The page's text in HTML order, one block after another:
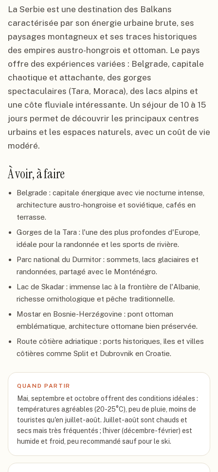
La Serbie est une destination des Balkans
caractérisée par son énergie urbaine brute, ses
paysages montagneux et ses traces historiques
des empires austro-hongrois et ottoman. Le pays
offre des expériences variées : Belgrade, capitale
chaotique et attachante, des gorges
spectaculaires (Tara, Moraca), des lacs alpins et
une côte fluviale intéressante. Un séjour de 10 à 15
jours permet de découvrir les principaux centres
urbains et les espaces naturels, avec un coût de vie
modéré.
À voir, à faire
Belgrade : capitale énergique avec vie nocturne intense,
architecture austro-hongroise et soviétique, cafés en
terrasse.
Gorges de la Tara : l'une des plus profondes d'Europe,
idéale pour la randonnée et les sports de rivière.
Parc national du Durmitor : sommets, lacs glaciaires et
randonnées, partagé avec le Monténégro.
Lac de Skadar : immense lac à la frontière de l'Albanie,
richesse ornithologique et pêche traditionnelle.
Mostar en Bosnie-Herzégovine : pont ottoman
emblématique, architecture ottomane bien préservée.
Route côtière adriatique : ports historiques, îles et villes
côtières comme Split et Dubrovnik en Croatie.
QUAND PARTIR
Mai, septembre et octobre offrent des conditions idéales :
températures agréables (20-25°C), peu de pluie, moins de
touristes qu'en juillet-août. Juillet-août sont chauds et
secs mais très fréquentés ; l'hiver (décembre-février) est
humide et froid, peu recommandé sauf pour le ski.